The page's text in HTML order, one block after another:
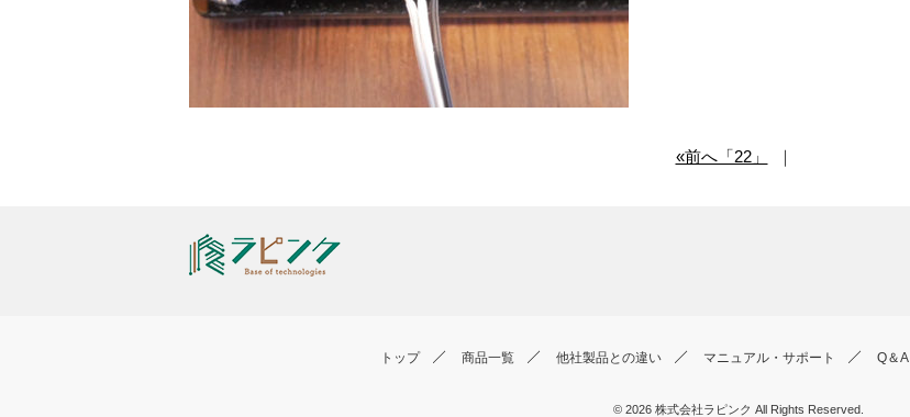
«前へ「22」 ｜
トップ 商品一覧 他社製品との違い マニュアル・サポート Q＆A
© 2026 株式会社ラピンク All Rights Reserved.